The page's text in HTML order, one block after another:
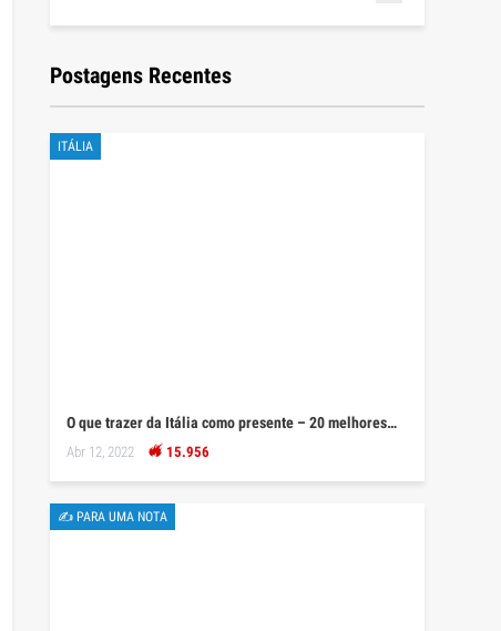
Postagens Recentes
ITÁLIA
O que trazer da Itália como presente – 20 melhores…
Abr 12, 2022 15.956
✍ PARA UMA NOTA